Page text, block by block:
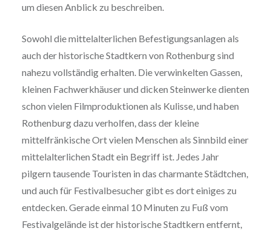
um diesen Anblick zu beschreiben.
Sowohl die mittelalterlichen Befestigungsanlagen als
auch der historische Stadtkern von Rothenburg sind
nahezu vollständig erhalten. Die verwinkelten Gassen,
kleinen Fachwerkhäuser und dicken Steinwerke dienten
schon vielen Filmproduktionen als Kulisse, und haben
Rothenburg dazu verholfen, dass der kleine
mittelfränkische Ort vielen Menschen als Sinnbild einer
mittelalterlichen Stadt ein Begriff ist. Jedes Jahr
pilgern tausende Touristen in das charmante Städtchen,
und auch für Festivalbesucher gibt es dort einiges zu
entdecken. Gerade einmal 10 Minuten zu Fuß vom
Festivalgelände ist der historische Stadtkern entfernt,